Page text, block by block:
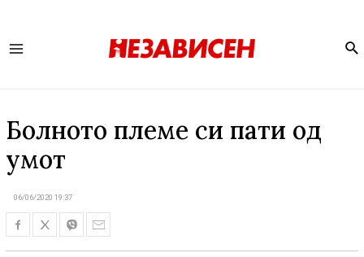
Болното племе си пати од
умот
06/06/2020 19:37